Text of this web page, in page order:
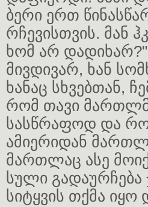
ბერი ერთ
რჩევისთვის. მან
ხომ არ დადიხარ?"
მივდივარ, ხან
ხანაც სხვებთან,
რომ თავი
სასწრაფოდ და
ამიერიდან
მართლაც ასე
სული გადაურჩება
სიტყვის თქმა იყო